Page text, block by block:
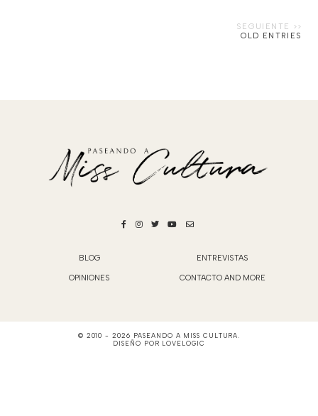
OLD ENTRIES
BLOG ENTREVISTAS
OPINIONES CONTACTO AND MORE
© 2010 - 2026 PASEANDO A MISS CULTURA
DISEÑO POR LOVELOGIC